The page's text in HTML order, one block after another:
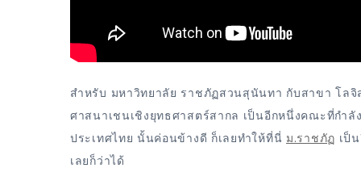
สำหรับ มหาวิทยาลัย ราชภัฏสวนสุนันทา กับสาขา โล
ศาสนาเชนเชิงยุทธศาสตร์สากล เป็นอีกหนึ่งคณะที่กำลั
ประเทศไทย นั้นค่อนข้างดี ก็เลยทำให้ที่นี่ ม.ราชภัฏ เป็
เลยก็ว่าได้